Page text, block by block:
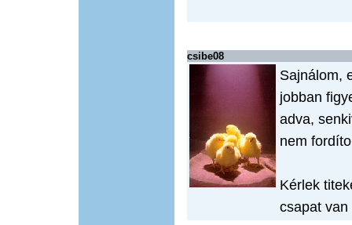
csibe08
Sajnálom,
jobban
adva,
nem
Kérlek
csapat